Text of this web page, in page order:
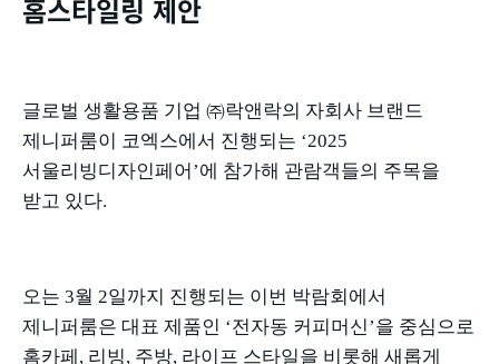
홈스타일링 제안
글로벌 생활용품 기업 ㈜락앤락의 자회사 브랜드
제니퍼룸이 코엑스에서 진행되는 ‘2025
서울리빙디자인페어 ’에 참가해 관람객들의 주목을
받고 있다.
오는 3월 2일까지 진행되는 이번 박람회에서
제니퍼룸은 대표 제품인 ‘전자동 커피머신’을 중심으로
홈카페 , 리빙, 주방, 라이프 스타일을 비롯해 새롭게